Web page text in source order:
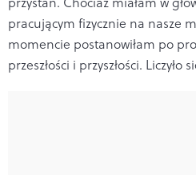
pracującym fizycznie na nasze
momencie postanowiłam po
przeszłości i przyszłości. Liczyło